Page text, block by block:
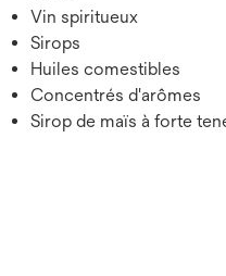
Vin spiritueux
Sirops
Huiles comestibles
Concentrés d'arômes
Sirop de maïs à forte